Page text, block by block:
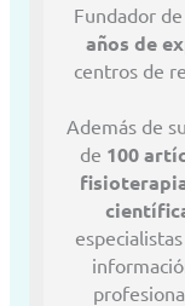
Fundador de
años de
centros de
Además de
de 100